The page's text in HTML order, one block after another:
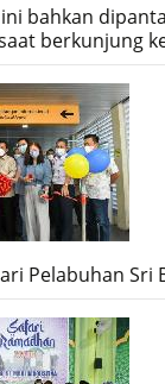
bahkan
berkunjung
Pelabuhan Sri